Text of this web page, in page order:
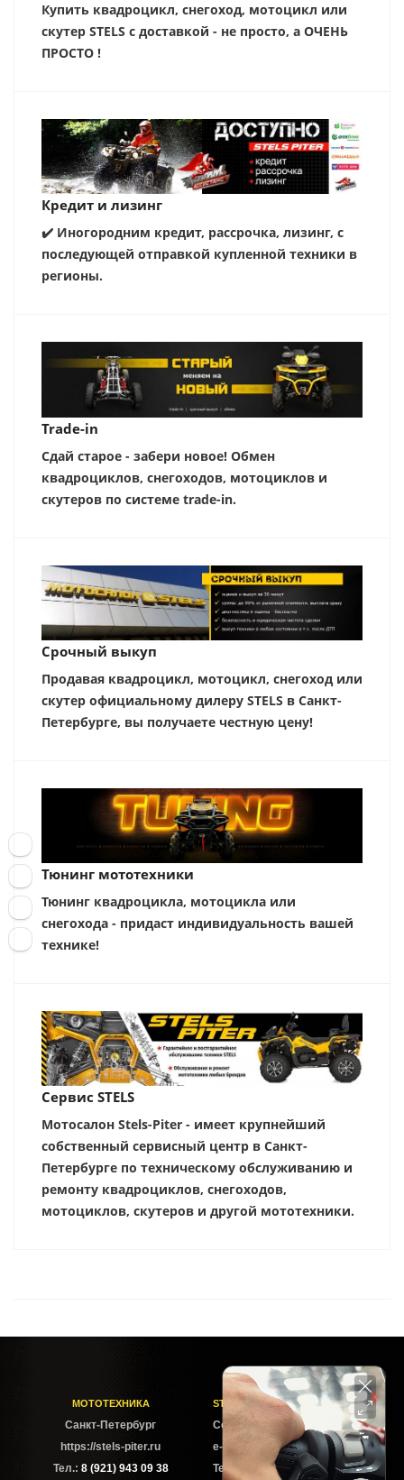
Купить квадроцикл, снегоход, мотоцикл или
скутер STELS с доставкой - не просто, а ОЧЕНЬ
ПРОСТО !
Кредит и лизинг
✔️ Иногородним кредит, рассрочка, лизинг, с
последующей отправкой купленной техники в
регионы.
Trade-in
Сдай старое - забери новое! Обмен
квадроциклов, снегоходов, мотоциклов и
скутеров по системе trade-in.
Срочный выкуп
Продавая квадроцикл, мотоцикл, снегоход или
скутер официальному дилеру STELS в Санкт-
Петербурге, вы получаете честную цену!
Тюнинг мототехники
Тюнинг квадроцикла, мотоцикла или
снегохода - придаст индивидуальность вашей
технике!
Сервис STELS
Мотосалон Stels-Piter - имеет крупнейший
собственный сервисный центр в Санкт-
Петербурге по техническому обслуживанию и
ремонту квадроциклов, снегоходов,
мотоциклов, скутеров и другой мототехники.
МОТОТЕХНИКА
Cанкт-Петербург
https://stels-piter.ru
Тел.: 8 (921) 943 09 38
STELS-PITER СОФИЙСКАЯ
Софийская ул. 6Б
e-mail: sales@stels-piter.ru
Тел.:
8 (921) 943 09 38